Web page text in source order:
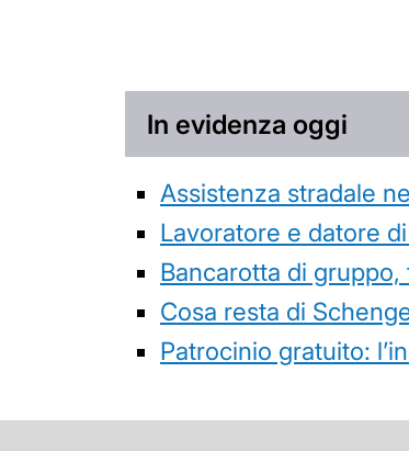
In evidenza oggi
Assistenza stradale
Lavoratore e datore
Bancarotta di
Cosa resta di
Patrocinio gratuito: